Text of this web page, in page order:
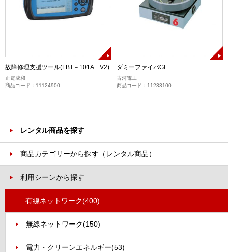
故障修理支援ツール(LBT－101A V2)
正電成和
商品コード：11124900
ダミーファイバGI
古河電工
商品コード：11233100
レンタル商品を探す
商品カテゴリーから探す（レンタル商品）
利用シーンから探す
有線ネットワーク(400)
無線ネットワーク(150)
電力・クリーンエネルギー(53)